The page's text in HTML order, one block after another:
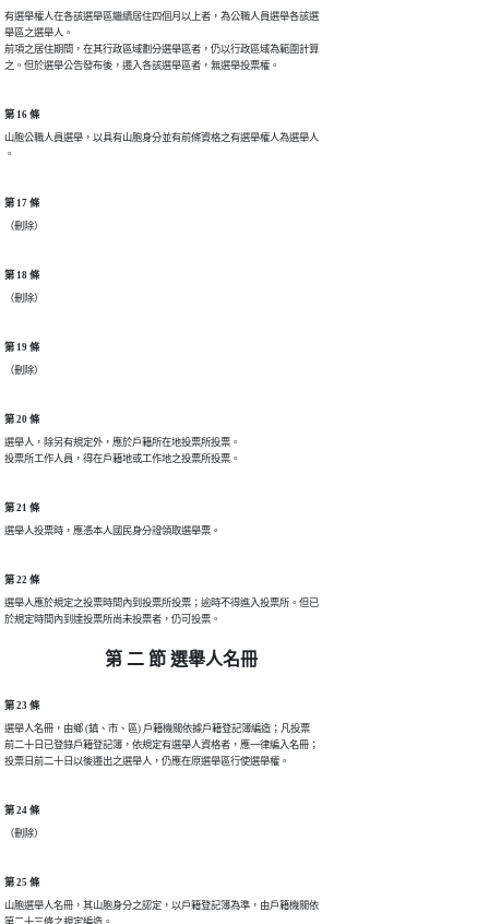
有選舉權人在各該選舉區繼續居住四個月以上者，為公職人員選舉各該選
舉區之選舉人。
前項之居住期間，在其行政區域劃分選舉區者，仍以行政區域為範圍計算
之。但於選舉公告發布後，遷入各該選舉區者，無選舉投票權。
第 16 條
山胞公職人員選舉，以具有山胞身分並有前條資格之有選舉權人為選舉人
。
第 17 條
（刪除）
第 18 條
（刪除）
第 19 條
（刪除）
第 20 條
選舉人，除另有規定外，應於戶籍所在地投票所投票。
投票所工作人員，得在戶籍地或工作地之投票所投票。
第 21 條
選舉人投票時，應憑本人國民身分證領取選舉票。
第 22 條
選舉人應於規定之投票時間內到投票所投票；逾時不得進入投票所。但已
第 二 節 選舉人名冊
第 23 條
選舉人名冊，由鄉 (鎮、市、區) 戶籍機關依據戶籍登記簿編造；凡投票
前二十日已登錄戶籍登記簿，依規定有選舉人資格者，應一律編入名冊；
投票日前二十日以後遷出之選舉人，仍應在原選舉區行使選舉權。
第 24 條
（刪除）
第 25 條
山胞選舉人名冊，其山胞身分之認定，以戶籍登記簿為準，由戶籍機關依
第二十三條之規定編造。